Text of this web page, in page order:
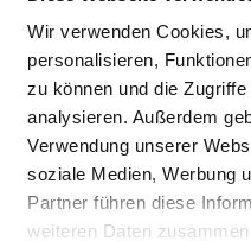
Wir verwenden Cookies,
personalisieren,
zu können und die
analysieren. Außerdem
Verwendung unserer
soziale Medien, Werbung
Partner führen diese
weiteren Daten
Andere Operationen an
Blutgefäßen: Revision
von venösen
(z.B. zur Chemotherapie
oder zur
Schmerztherapie)